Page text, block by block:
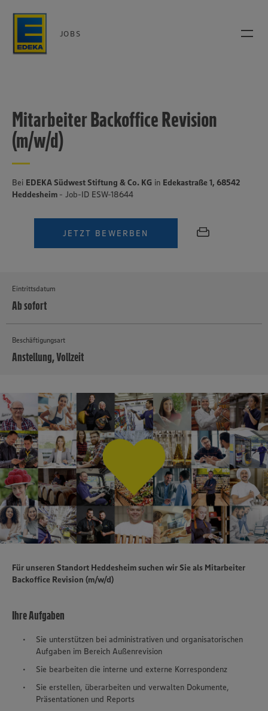
JOBS
Mitarbeiter Backoffice Revision
(m/w/d)
Bei EDEKA Südwest Stiftung & Co. KG in Edekastraße 1, 68542
Heddesheim - Job-ID ESW-18644
JETZT BEWERBEN
Eintrittsdatum
Ab sofort
Beschäftigungsart
Anstellung, Vollzeit
Für unseren Standort Heddesheim suchen wir Sie als Mitarbeiter
Backoffice Revision (m/w/d)
Ihre Aufgaben
Sie unterstützen bei administrativen und organisatorischen
Aufgaben im Bereich Außenrevision
Sie bearbeiten die interne und externe Korrespondenz
Sie erstellen, überarbeiten und verwalten Dokumente,
Präsentationen und Reports